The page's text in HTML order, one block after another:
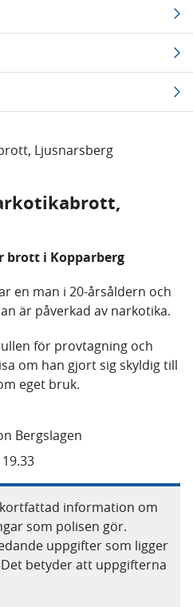
Ljusnarsberg
brott i Kopparberg
en man i 20-årsåldern och
är påverkad av narkotika.
för provtagning och
om han gjort sig skyldig till
eget bruk.
Bergslagen
information om
som polisen gör.
uppgifter som ligger
betyder att uppgifterna